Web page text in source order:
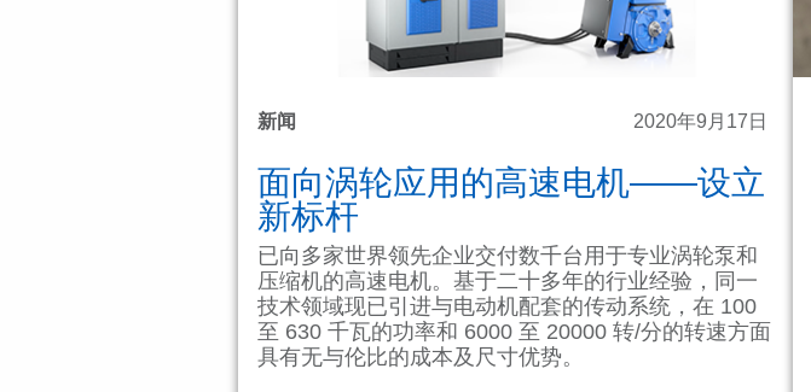
新闻 2020年9月17日
面向涡轮应用的高速电机——设立
新标杆
已向多家世界领先企业交付数千台用于专业涡轮泵和
压缩机的高速电机。基于二十多年的行业经验，同一
技术领域现已引进与电动机配套的传动系统，在 100
至 630 千瓦的功率和 6000 至 20000 转/分的转速方面
具有无与伦比的成本及尺寸优势。